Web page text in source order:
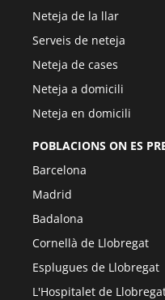
Neteja de la llar
Serveis de neteja
Neteja de cases
Neteja a domicili
Neteja en domicili
POBLACIONS ON ES
Barcelona
Madrid
Badalona
Cornellà de Llobregat
Esplugues de Llobregat
L'Hospitalet de